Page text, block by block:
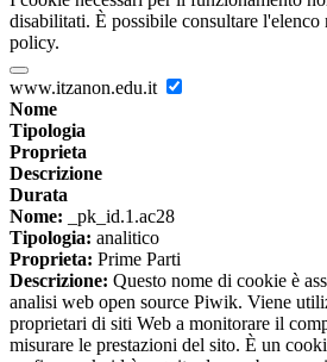
disabilitati. È possibile consultare
policy.
www.itzanon.edu.it
Nome
Tipologia
Proprieta
Descrizione
Durata
Nome: _pk_id.1.ac28
Tipologia: analitico
Proprieta: Prime Parti
Descrizione: Questo nome di cookie è
analisi web open source Piwik. Viene
proprietari di siti Web a monitorare il
misurare le prestazioni del sito. È un